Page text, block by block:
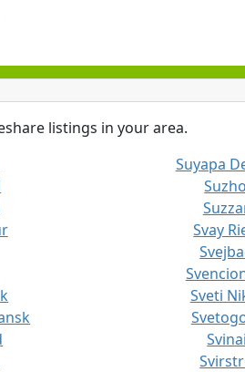
listings in your area.
Suyapa
Svay
Sveti